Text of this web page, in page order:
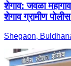
शेगाव: जवळा
शेगाव ग्रामीण
Shegaon,